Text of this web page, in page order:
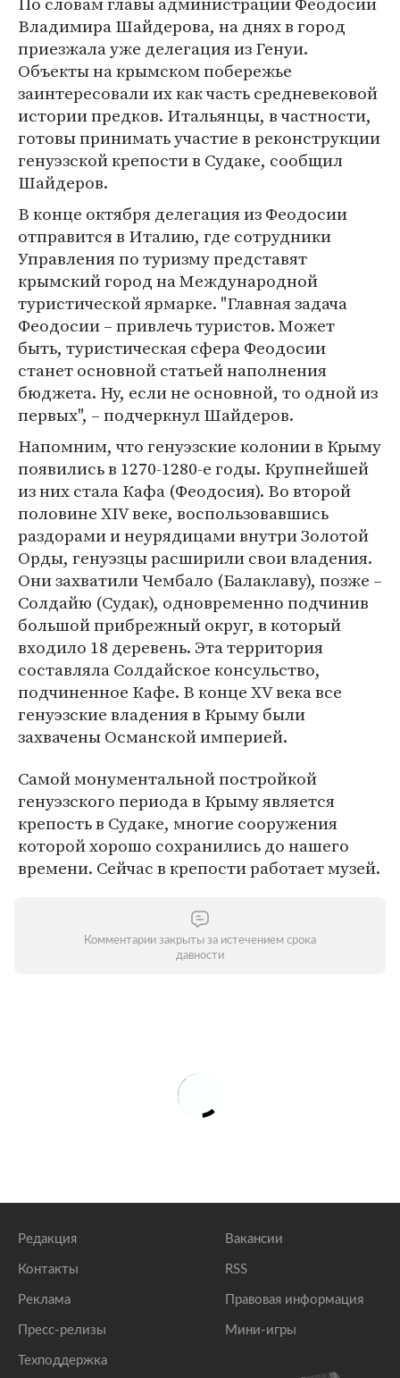
Владимира Шайдерова, на днях в город
приезжала уже делегация из Генуи.
Объекты на крымском побережье
заинтересовали их как часть средневековой
истории предков. Итальянцы, в частности,
готовы принимать участие в реконструкции
генуэзской крепости в Судаке, сообщил
Шайдеров.
В конце октября делегация из Феодосии
отправится в Италию, где сотрудники
Управления по туризму представят
крымский город на Международной
туристической ярмарке. "Главная задача
Феодосии – привлечь туристов. Может
быть, туристическая сфера Феодосии
станет основной статьей наполнения
бюджета. Ну, если не основной, то одной из
первых", – подчеркнул Шайдеров.
Напомним, что генуэзские колонии в Крыму
появились в 1270-1280-е годы. Крупнейшей
из них стала Кафа (Феодосия). Во второй
половине XIV веке, воспользовавшись
раздорами и неурядицами внутри Золотой
Орды, генуэзцы расширили свои владения.
Они захватили Чембало (Балаклаву), позже –
Солдайю (Судак), одновременно подчинив
большой прибрежный округ, в который
входило 18 деревень. Эта территория
составляла Солдайское консульство,
подчиненное Кафе. В конце XV века все
генуэзские владения в Крыму были
захвачены Османской империей.
Самой монументальной постройкой
генуэзского периода в Крыму является
крепость в Судаке, многие сооружения
которой хорошо сохранились до нашего
времени. Сейчас в крепости работает музей.
Комментарии закрыты за истечением срока
давности
Редакция
Контакты
Реклама
Пресс-релизы
Техподдержка
Вакансии
RSS
Правовая информация
Мини-игры